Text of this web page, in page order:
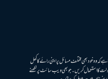
کہ وہ خود بھی مختلف مسائل پر اپنی رائے کا کھل
کا استعمال کریں۔ جو بھی ویب سائٹ پر لکھنے